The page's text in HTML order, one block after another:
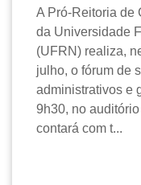
A Pró-Reitoria de
da Universidade
(UFRN) realiza,
julho, o fórum de
administrativos e
9h30, no
contará com t...